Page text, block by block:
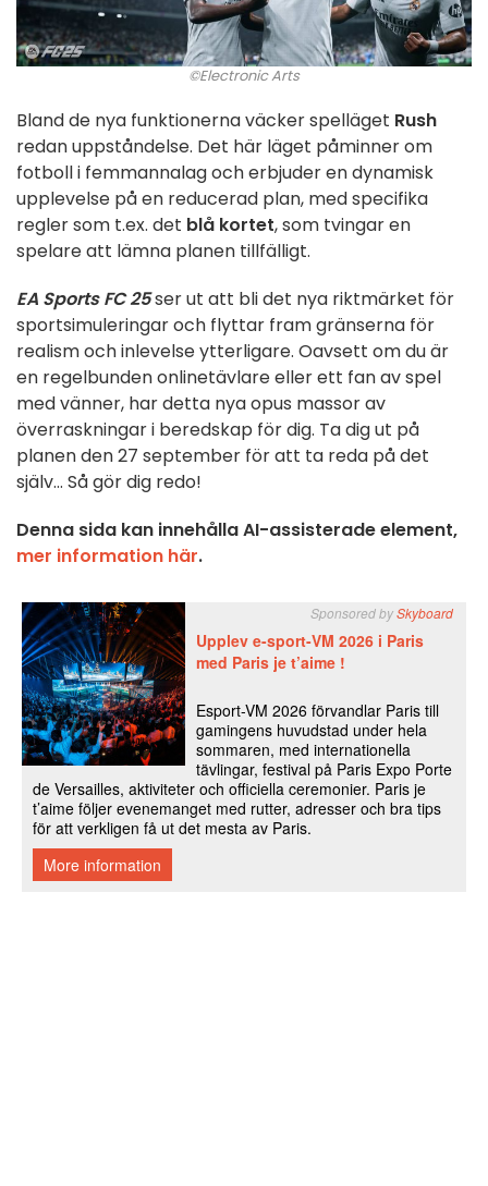
©Electronic Arts
Bland de nya funktionerna väcker spelläget Rush
redan uppståndelse. Det här läget påminner om
fotboll i femmannalag och erbjuder en dynamisk
upplevelse på en reducerad plan, med specifika
regler som t.ex. det blå kortet, som tvingar en
spelare att lämna planen tillfälligt.
EA Sports FC 25ser ut att bli det nya riktmärket för
sportsimuleringar och flyttar fram gränserna för
realism och inlevelse ytterligare. Oavsett om du är
en regelbunden onlinetävlare eller ett fan av spel
med vänner, har detta nya opus massor av
överraskningar i beredskap för dig. Ta dig ut på
planen den 27 september för att ta reda på det
själv... Så gör dig redo!
Denna sida kan innehålla AI-assisterade element,
mer information här.